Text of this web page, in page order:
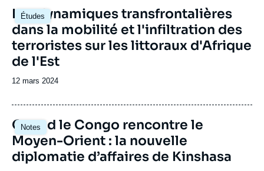
Études
Image
principale
Les dynamiques transfrontalières
dans la mobilité et l'infiltration des
terroristes sur les littoraux d'Afrique
de l'Est
Date
publication
12 mars 2024
Notes
Image
principale
Quand le Congo rencontre le
Moyen-Orient : la nouvelle
diplomatie d’affaires de Kinshasa